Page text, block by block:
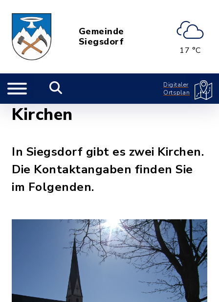
Gemeinde
Siegsdorf
17 °C
Digitaler
Ortsplan
Kirchen
In Siegsdorf gibt es zwei Kirchen.
Die Kontaktangaben finden Sie
im Folgenden.